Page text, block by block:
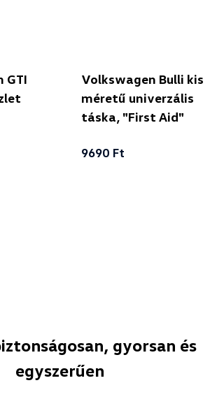
GTI
Volkswagen Bulli kis
méretű univerzális
táska, "First Aid"
9690 Ft
gyorsan és
egyszerűen